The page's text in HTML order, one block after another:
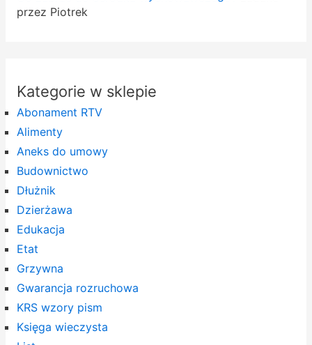
przez Piotrek
Kategorie w sklepie
Abonament RTV
Alimenty
Aneks do umowy
Budownictwo
Dłużnik
Dzierżawa
Edukacja
Etat
Grzywna
Gwarancja rozruchowa
KRS wzory pism
Księga wieczysta